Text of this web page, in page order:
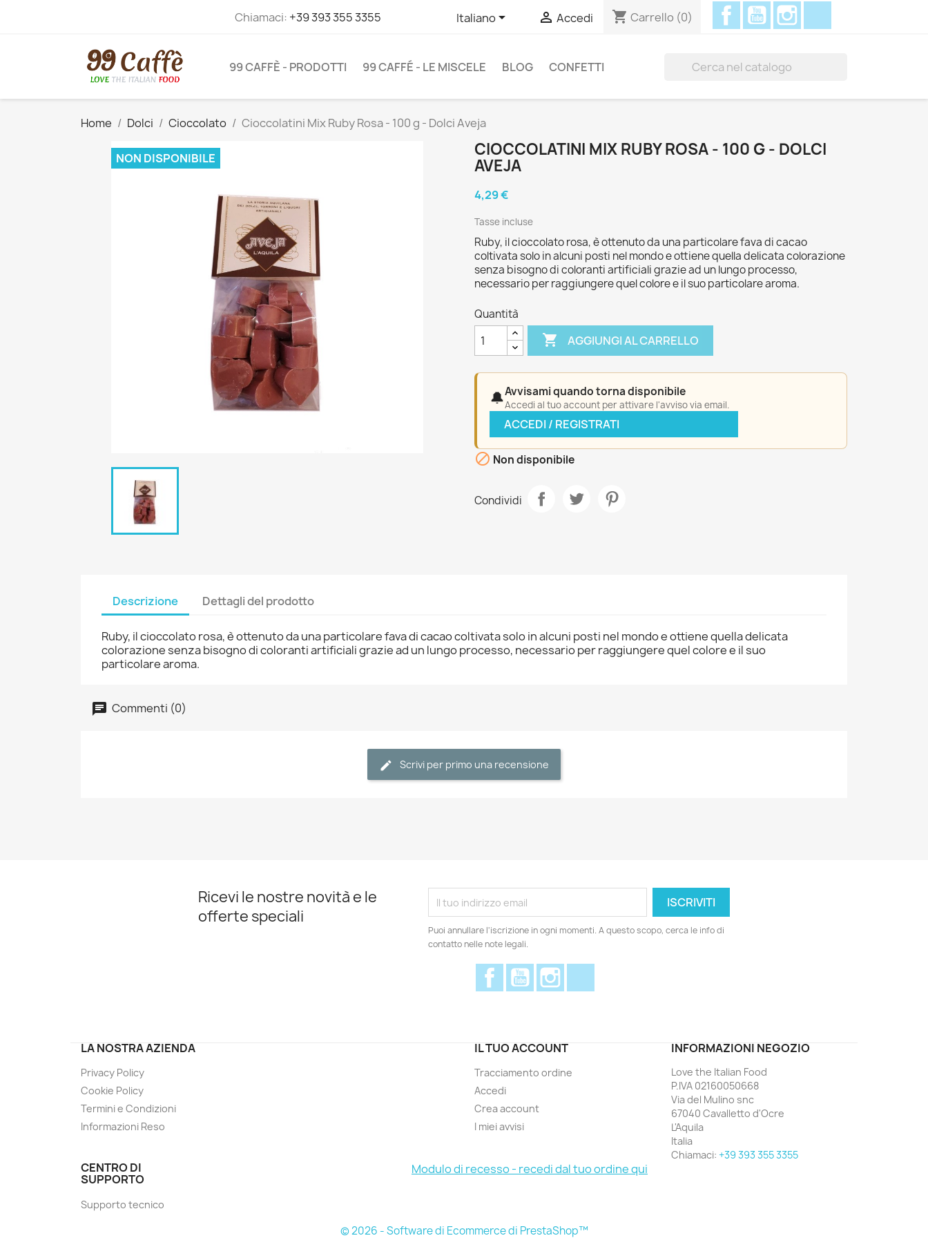
Chiamaci: +39 393 355 3355 Italiano  Accedi shopping_cart Carrello (0)
FacebookYouTube
99 CAFFÈ - PRODOTTI 99 CAFFÉ - LE MISCELE BLOG CONFETTI
Home Dolci Cioccolato Cioccolatini Mix Ruby Rosa - 100 g - Dolci Aveja
NON DISPONIBILE
CIOCCOLATINI MIX RUBY ROSA - 100 G - DOLCI
AVEJA
4,29 €
Tasse incluse
Ruby, il cioccolato rosa, è ottenuto da una particolare fava di cacao
coltivata solo in alcuni posti nel mondo e ottiene quella delicata colorazione
senza bisogno di coloranti artificiali grazie ad un lungo processo,
necessario per raggiungere quel colore e il suo particolare aroma.
Quantità
 AGGIUNGI AL CARRELLO
🔔Avvisami quando torna disponibile
Accedi al tuo account per attivare l'avviso via email.
ACCEDI / REGISTRATI
 Non disponibile
Condividi
Descrizione Dettagli del prodotto
Ruby, il cioccolato rosa, è ottenuto da una particolare fava di cacao coltivata solo in alcuni posti nel mondo e ottiene quella delicata
colorazione senza bisogno di coloranti artificiali grazie ad un lungo processo, necessario per raggiungere quel colore e il suo
particolare aroma.
Commenti (0)
Scrivi per primo una recensione
Ricevi le nostre novità e le
offerte speciali
Puoi annullare l'iscrizione in ogni momenti. A questo scopo, cerca le info di
contatto nelle note legali.
FacebookYouTube
LA NOSTRA AZIENDA
Privacy Policy
Cookie Policy
Termini e Condizioni
Informazioni Reso
IL TUO ACCOUNT
Tracciamento ordine
Accedi
Crea account
I miei avvisi
INFORMAZIONI NEGOZIO
Love the Italian Food
P.IVA 02160050668
Via del Mulino snc
67040 Cavalletto d'Ocre
L'Aquila
Italia
Chiamaci: +39 393 355 3355
CENTRO DI
SUPPORTO
Supporto tecnico
Modulo di recesso - recedi dal tuo ordine qui
© 2026 - Software di Ecommerce di PrestaShop™